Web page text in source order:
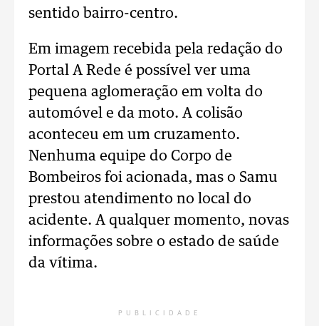
sentido bairro-centro.
Em imagem recebida pela redação do
Portal A Rede é possível ver uma
pequena aglomeração em volta do
automóvel e da moto. A colisão
aconteceu em um cruzamento.
Nenhuma equipe do Corpo de
Bombeiros foi acionada, mas o Samu
prestou atendimento no local do
acidente. A qualquer momento, novas
informações sobre o estado de saúde
da vítima.
PUBLICIDADE